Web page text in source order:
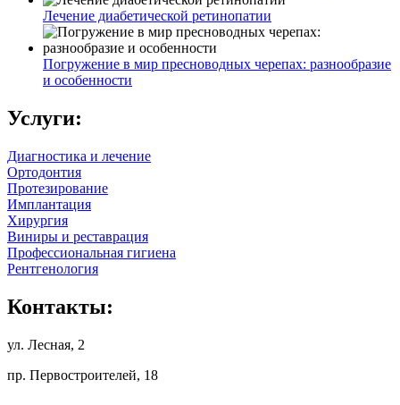
Лечение диабетической ретинопатии
Погружение в мир пресноводных черепах: разнообразие
и особенности
Услуги:
Диагностика и лечение
Ортодонтия
Протезирование
Имплантация
Хирургия
Виниры и реставрация
Профессиональная гигиена
Рентгенология
Контакты:
ул. Лесная, 2
пр. Первостроителей, 18